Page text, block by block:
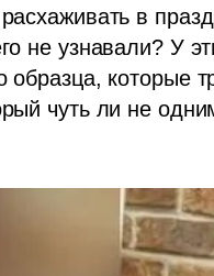
в
не узнавали? У
образца, которые
чуть ли не